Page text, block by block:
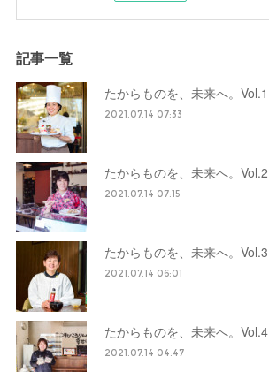
記事一覧
たからものを、未来へ。Vol.1
2021.07.14 07:33
たからものを、未来へ。Vol.2
2021.07.14 07:15
たからものを、未来へ。Vol.3
2021.07.14 06:01
たからものを、未来へ。Vol.4
2021.07.14 04:47